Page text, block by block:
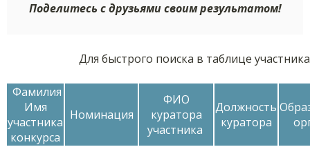
Поделитесь с друзьями своим результатом!
Для быстрого поиска в таблице
Фамилия
Имя
участника
конкурса
Номинация
ФИО
куратора
участника
Должность
куратора